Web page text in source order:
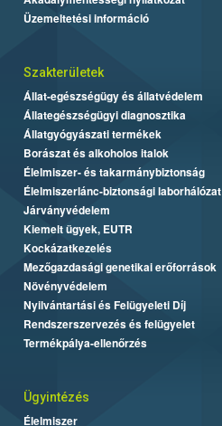
Üzemeltetési információ
Szakterületek
Állat-egészségügy és állatvédelem
Állategészségügyi diagnosztika
Állatgyógyászati termékek
Borászat és alkoholos italok
Élelmiszer- és takarmánybiztonság
Élelmiszerlánc-biztonsági laborhálózat
Járványvédelem
Kiemelt ügyek, EUTR
Kockázatkezelés
Mezőgazdasági genetikai erőforrások
Növényvédelem
Nyilvántartási és Felügyeleti Díj
Rendszerszervezés és felügyelet
Termékpálya-ellenőrzés
Ügyintézés
Élelmiszer